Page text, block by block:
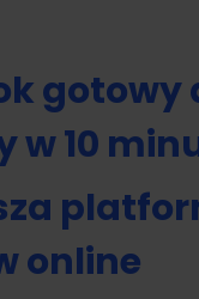
gotowy
w 10
online